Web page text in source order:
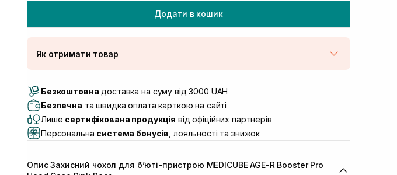
Додати в кошик
Як отримати товар
Самовивіз м. Луцьк, вул. Винниченка 4
Самовивіз м. Львів, вул. Академіка Підстригача, 1В
(Duck’s Lake)
Самовивіз м. Львів, вул. Івана Франка 36
Самовивіз м. Львів, вул. Степана Бандери 45 Немає в наявності!
Самовивіз м. Рівне, вул. Кулика і Гудачека 23 (ТЦ
Немає в наявності!
Безкоштовна доставка на суму від 3000 UAH
Безпечна та швидка оплата карткою на сайті
Лише сертифікована продукція від офіційних партнерів
Персональна система бонусів , лояльності та знижок
Опис Захисний чохол для бʼюті-пристрою MEDICUBE AGE-R Booster Pro